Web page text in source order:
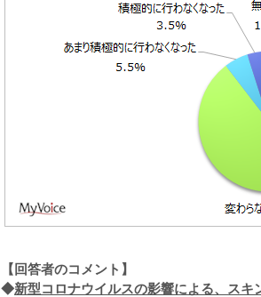
【回答者のコメント】
◆新型コロナウイルスの影響による、ス